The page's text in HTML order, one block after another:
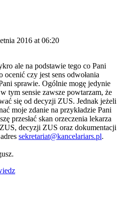
2016 at 06:20
ale na podstawie tego co Pani
ocenić czy jest sens odwołania
sprawie. Ogólnie mogę jedynie
tym sensie zawsze powtarzam, że
się od decyzji ZUS. Jednak jeżeli
moje zdanie na przykładzie Pani
przesłać skan orzeczenia lekarza
decyzji ZUS oraz dokumentacji
sekretariat@kancelariars.pl.